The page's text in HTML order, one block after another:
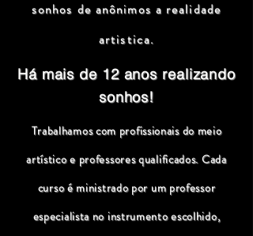
sonhos de anônimos a realidade
artistica.
Há mais de 12 anos realizando
sonhos!
Trabalhamos com profissionais do meio
artístico e professores qualificados. Cada
curso é ministrado por um professor
especialista no instrumento escolhido,